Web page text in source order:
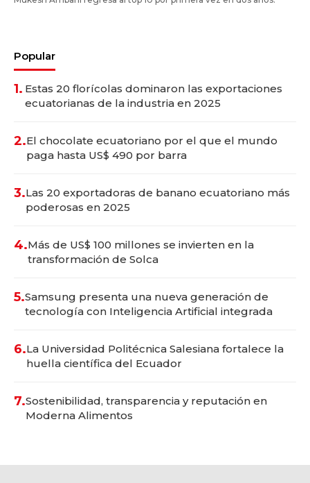
Popular
1. Estas 20 florícolas dominaron las exportaciones
ecuatorianas de la industria en 2025
2.El chocolate ecuatoriano por el que el mundo
paga hasta US$ 490 por barra
3.Las 20 exportadoras de banano ecuatoriano más
poderosas en 2025
4.Más de US$ 100 millones se invierten en la
transformación de Solca
5.Samsung presenta una nueva generación de
tecnología con Inteligencia Artificial integrada
6.La Universidad Politécnica Salesiana fortalece la
huella científica del Ecuador
7.Sostenibilidad, transparencia y reputación en
Moderna Alimentos